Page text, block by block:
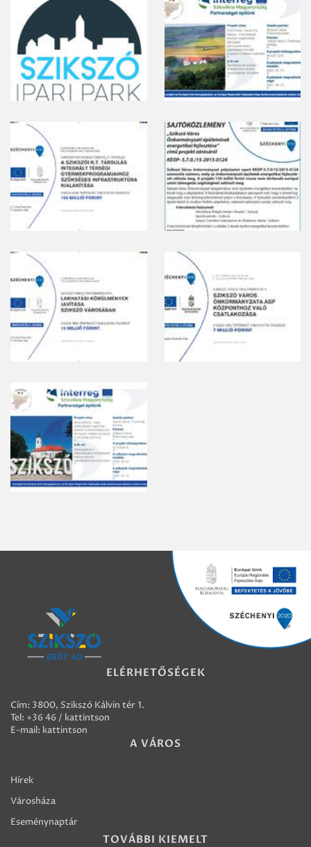
ELÉRHETŐSÉGEK
Cím: 3800, Szikszó Kálvin tér 1.
Tel: +36 46 / kattintson
E-mail: kattintson
A VÁROS
Hírek
Városháza
Eseménynaptár
TOVÁBBI KIEMELT